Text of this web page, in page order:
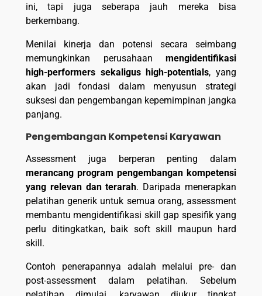
ini, tapi juga seberapa jauh mereka bisa
berkembang.
Menilai kinerja dan potensi secara seimbang
memungkinkan perusahaan mengidentifikasi
high-performers sekaligus high-potentials, yang
akan jadi fondasi dalam menyusun strategi
suksesi dan pengembangan kepemimpinan jangka
panjang.
Pengembangan Kompetensi Karyawan
Assessment juga berperan penting dalam
merancang program pengembangan kompetensi
yang relevan dan terarah. Daripada menerapkan
pelatihan generik untuk semua orang, assessment
membantu mengidentifikasi skill gap spesifik yang
perlu ditingkatkan, baik soft skill maupun hard
skill.
Contoh penerapannya adalah melalui pre- dan
post-assessment dalam pelatihan. Sebelum